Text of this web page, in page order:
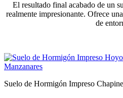
El resultado final acabado de un
realmente impresionante. Ofrece
de
Suelo de Hormigón Impreso